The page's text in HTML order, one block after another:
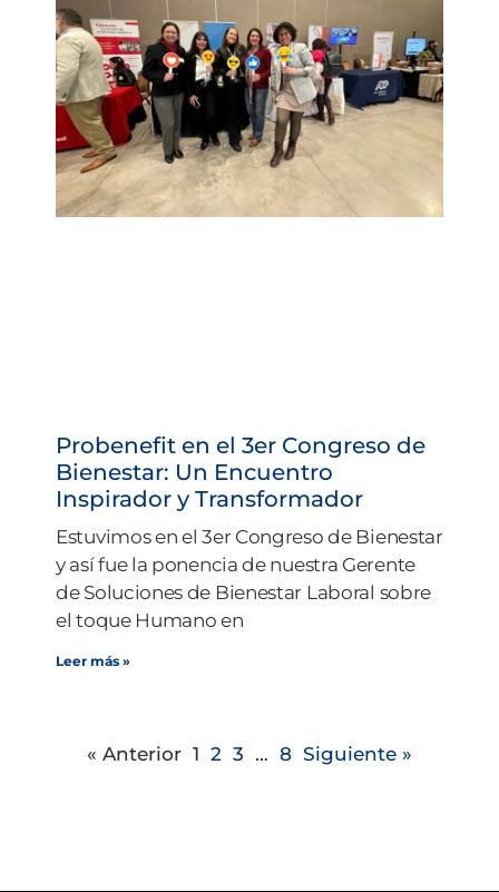
Probenefit en el 3er Congreso de
Bienestar: Un Encuentro
Inspirador y Transformador
Estuvimos en el 3er Congreso de Bienestar
y así fue la ponencia de nuestra Gerente
de Soluciones de Bienestar Laboral sobre
el toque Humano en
Leer más »
« Anterior 1 2 3 … 8 Siguiente »